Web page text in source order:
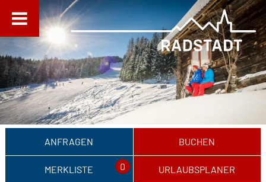
ANFRAGEN BUCHEN
MERKLISTE 0 URLAUBSPLANER